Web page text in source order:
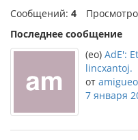
Сообщений: 4
Последнее сообщение
(eo) AdE':
lincxantoj.
от amigueo
7 января